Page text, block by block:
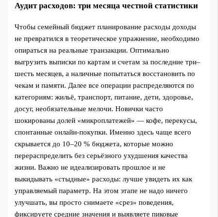
Аудит расходов: три месяца честной статистики
Чтобы семейный бюджет планирование расходы доходы
не превратился в теоретическое упражнение, необходимо
опираться на реальные транзакции. Оптимально
выгрузить выписки по картам и счетам за последние три–
шесть месяцев, а наличные попытаться восстановить по
чекам и памяти. Далее все операции распределяются по
категориям: жильё, транспорт, питание, дети, здоровье,
досуг, необязательные мелочи. Новички часто
шокированы долей «микроплатежей» — кофе, перекусы,
спонтанные онлайн‑покупки. Именно здесь чаще всего
скрывается до 10–20 % бюджета, которые можно
перераспределить без серьёзного ухудшения качества
жизни. Важно не идеализировать прошлое и не
выкидывать «стыдные» расходы: лучше увидеть их как
управляемый параметр. На этом этапе не надо ничего
улучшать, вы просто снимаете «срез» поведения,
фиксируете средние значения и выявляете пиковые